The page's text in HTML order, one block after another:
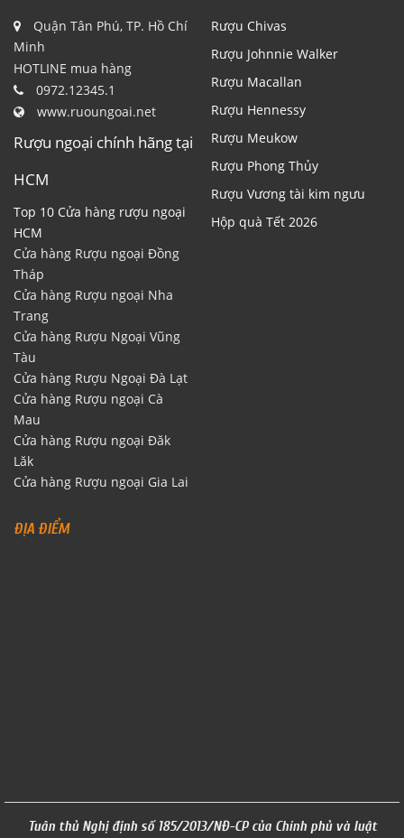
Quận Tân Phú, TP. Hồ Chí
Minh
HOTLINE mua hàng
0972.12345.1
www.ruoungoai.net
Rượu ngoại chính hãng tại
HCM
Top 10 Cửa hàng rượu ngoại
HCM
Cửa hàng Rượu ngoại Đồng
Tháp
Cửa hàng Rượu ngoại Nha
Trang
Cửa hàng Rượu Ngoại Vũng
Tàu
Cửa hàng Rượu Ngoại Đà Lạt
Cửa hàng Rượu ngoại Cà
Mau
Cửa hàng Rượu ngoại Đăk
Lăk
Cửa hàng Rượu ngoại Gia Lai
Rượu Chivas
Rượu Johnnie Walker
Rượu Macallan
Rượu Hennessy
Rượu Meukow
Rượu Phong Thủy
Rượu Vương tài kim ngưu
Hộp quà Tết 2026
ĐỊA ĐIỂM
Tuân thủ Nghị định số 185/2013/NĐ-CP của Chính phủ và luật